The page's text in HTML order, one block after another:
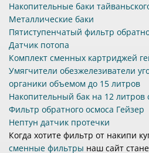
Накопительные баки
Металлические баки
Пятиступенчатый фильтр
Датчик потопа
Комплект сменных картриджей
Умягчители обезжелезиватели
органики объемом до 15 литров
Накопительный бак на 12 литров
Фильтр обратного осмоса Гейзер
Нептун датчик протечки
Когда хотите фильтр от накипи
сменные фильтры наш сайт